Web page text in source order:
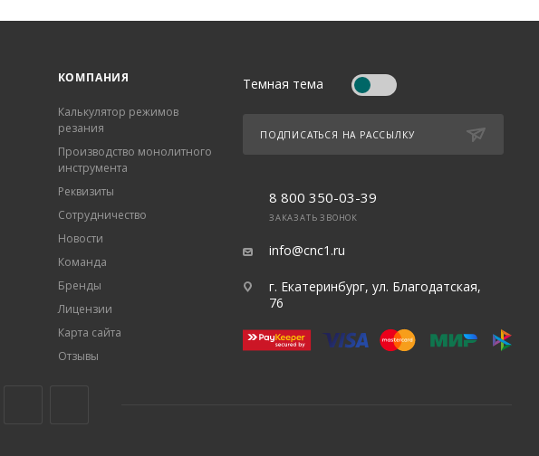
КОМПАНИЯ
Калькулятор режимов
резания
Производство монолитного
инструмента
Реквизиты
Сотрудничество
Новости
Команда
Бренды
Лицензии
Карта сайта
Отзывы
Темная тема
ПОДПИСАТЬСЯ НА РАССЫЛКУ
8 800 350-03-39
ЗАКАЗАТЬ ЗВОНОК
info@cnc1.ru
г. Екатеринбург, ул. Благодатская,
76